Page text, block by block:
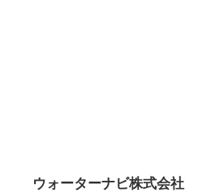
ウォーターナビ株式会社